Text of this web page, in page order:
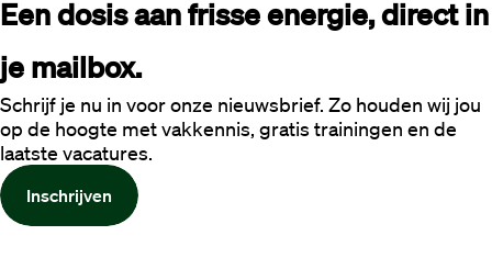
Een dosis aan frisse energie, direct in
je mailbox.
Schrijf je nu in voor onze nieuwsbrief. Zo houden wij jou
op de hoogte met vakkennis, gratis trainingen en de
laatste vacatures.
Inschrijven